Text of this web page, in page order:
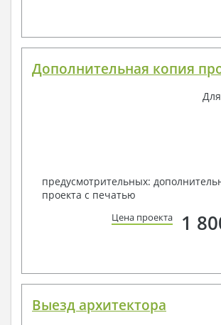
Дополнительная копия
Для
предусмотрительных:
проекта с печатью
Цена проекта 1
Выезд архитектора